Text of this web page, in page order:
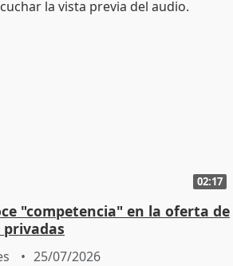
02:17
"competencia" en la oferta de
25/07/2026